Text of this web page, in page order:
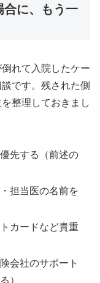
合に、もう一
れて入院したケー
です。残された側
整理しておきまし
先する（前述の
担当医の名前を
カードなど貴重
会社のサポート
）